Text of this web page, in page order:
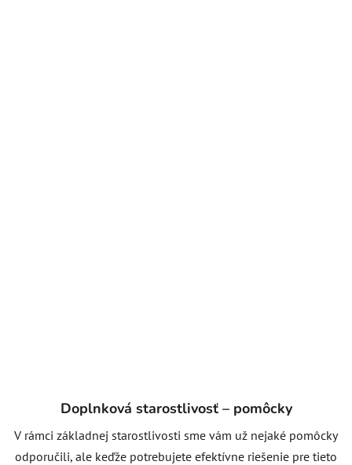
Doplnková starostlivosť – pomôcky
V rámci základnej starostlivosti sme vám už nejaké pomôcky
odporučili, ale keďže potrebujete efektívne riešenie pre tieto